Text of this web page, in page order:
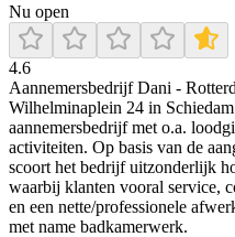
Nu open
4.6
Aannemersbedrijf Dani -
Wilhelminaplein 24 in
aannemersbedrijf met o.a.
activiteiten. Op basis van de
scoort het bedrijf uitzonderlijk
waarbij klanten vooral service,
en een nette/professionele
met name badkamerwerk.